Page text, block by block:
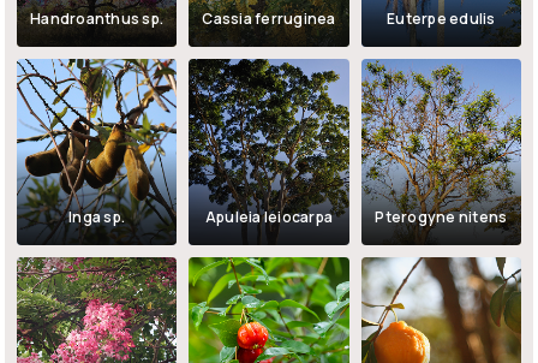
Handroanthus sp. Cassia ferruginea Euterpe edulis
Inga sp. Apuleia leiocarpa Pterogyne nitens